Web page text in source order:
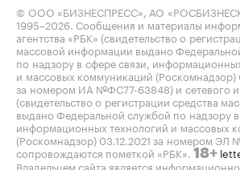
© ООО «БИЗНЕСПРЕСС», АО
1995–2026. Сообщения и материалы
агентства «РБК» (свидетельство о
массовой информации выдано
по надзору в сфере связи,
и массовых коммуникаций (Роскомнадзор)
за номером ИА №ФС77-63848) и сетевого
(свидетельство о регистрации средства
выдано Федеральной службой по надзору
информационных технологий и массовых
(Роскомнадзор) 03.12.2021 за номером ЭЛ
сопровождаются пометкой «РБК». 18+
Владельцем сайта является